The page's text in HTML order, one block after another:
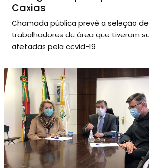
Caxias
Chamada pública prevê a seleção
trabalhadores da área que tiveram
afetadas pela covid-19